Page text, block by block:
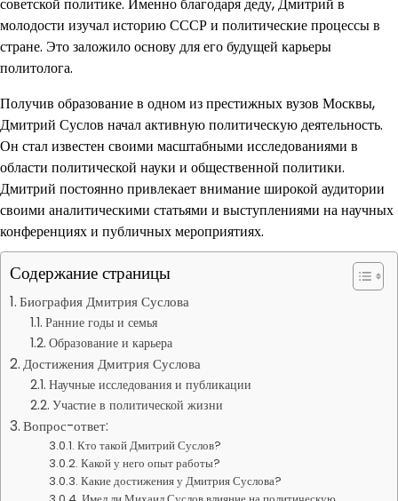
молодости изучал историю СССР и политические процессы в
стране. Это заложило основу для его будущей карьеры
политолога.
Получив образование в одном из престижных вузов Москвы,
Дмитрий Суслов начал активную политическую деятельность.
Он стал известен своими масштабными исследованиями в
области политической науки и общественной политики.
Дмитрий постоянно привлекает внимание широкой аудитории
своими аналитическими статьями и выступлениями на научных
конференциях и публичных мероприятиях.
Содержание страницы
Биография Дмитрия Суслова
Ранние годы и семья
Образование и карьера
Достижения Дмитрия Суслова
Научные исследования и публикации
Участие в политической жизни
Вопрос-ответ:
Кто такой Дмитрий Суслов?
Какой у него опыт работы?
Какие достижения у Дмитрия Суслова?